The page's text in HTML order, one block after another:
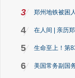
3 郑州地铁被困
4 在人间 | 亲历
5 生命至上！第
6 美国常务副国